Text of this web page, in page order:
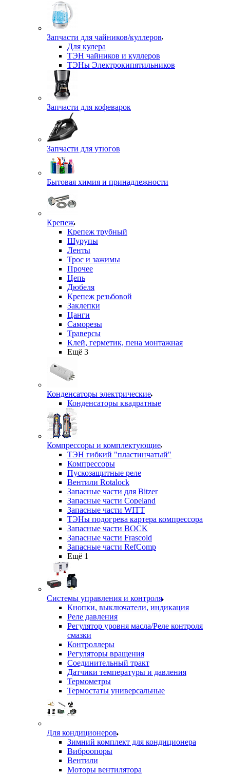
Запчасти для чайников/куллеров
Для кулера
ТЭН чайников и куллеров
ТЭНы Электрокипятильников
Запчасти для кофеварок
Запчасти для утюгов
Бытовая химия и принадлежности
Крепеж
Крепеж трубный
Шурупы
Ленты
Трос и зажимы
Прочее
Цепь
Дюбеля
Крепеж резьбовой
Заклепки
Цанги
Саморезы
Траверсы
Клей, герметик, пена монтажная
Ещё 3
Конденсаторы электрические
Конденсаторы квадратные
Компрессоры и комплектующие
ТЭН гибкий "пластинчатый"
Компрессоры
Пускозащитные реле
Вентили Rotalock
Запасные части для Bitzer
Запасные части Copeland
Запасные части WITT
ТЭНы подогрева картера компрессора
Запасные части BOCK
Запасные части Frascold
Запасные части RefComp
Ещё 1
Системы управления и контроля
Кнопки, выключатели, индикация
Реле давления
Регулятор уровня масла/Реле контроля
смазки
Контроллеры
Регуляторы вращения
Соединительный тракт
Датчики температуры и давления
Термометры
Термостаты универсальные
Для кондиционеров
Зимний комплект для кондиционера
Виброопоры
Вентили
Моторы вентилятора